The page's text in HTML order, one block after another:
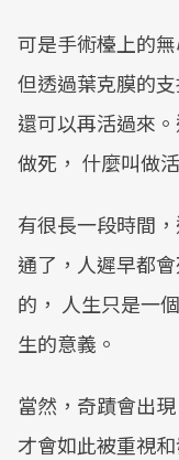
可是手術檯上的
但透過葉克膜的
還可以再活過來
做死， 什麼叫做
有很長一段時間
通了，人遲早都
的， 人生只是一
生的意義。
當然，奇蹟會出
才會如此被重視